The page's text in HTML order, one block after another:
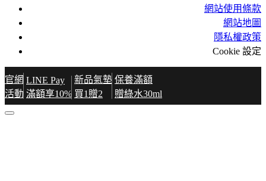
網站使用條款
網站地圖
隱私權政策
Cookie 設定
官網
活動
LINE Pay
滿額享10%
新品氣墊
買1贈2
保養滿額
贈綠水30ml